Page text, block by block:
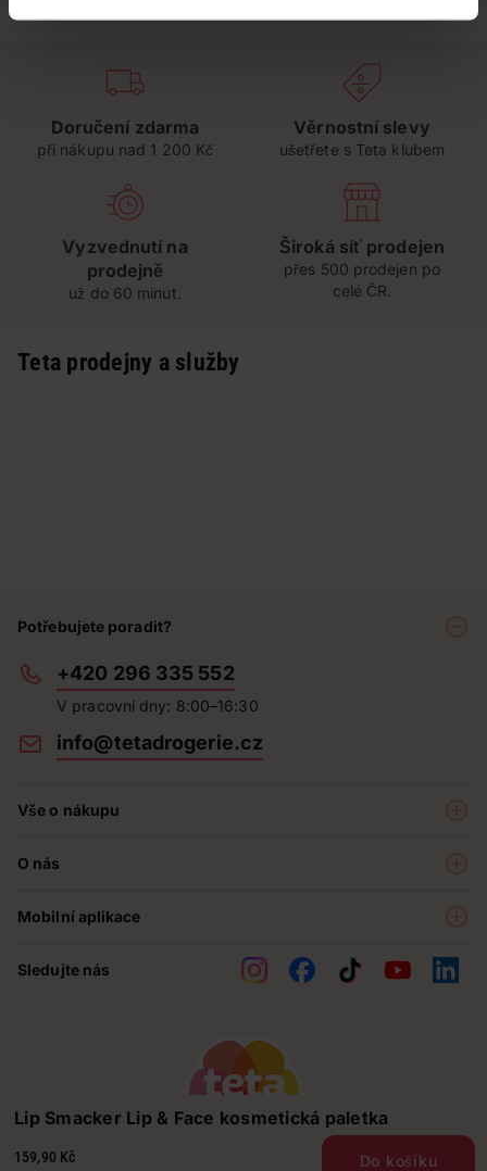
Lip Smacker Lip & Face kosmetická paletka
159,90 Kč Do košíku
Doručení zdarma
při nákupu nad 1 200 Kč
Věrnostní slevy
ušetřete s Teta klubem
Vyzvednutí na
prodejně
už do 60 minut.
Široká síť prodejen
přes 500 prodejen po
celé ČR.
Teta prodejny a služby
Potřebujete poradit?
+420 296 335 552
V pracovní dny: 8:00–16:30
info@tetadrogerie.cz
Vše o nákupu
Prodejny
Obchodní podmínky
O nás
Teta pomáhá
Kontakty
Mobilní aplikace
Sledujte nás